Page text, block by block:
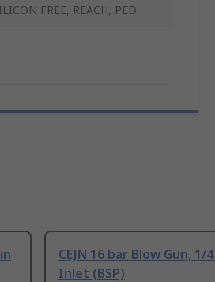
FREE, REACH, PED
CEJN 16 bar Blow Gun, 1/
Inlet (BSP)